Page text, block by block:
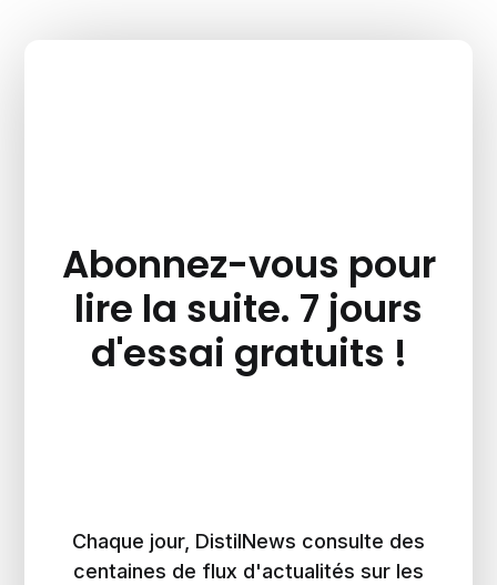
Abonnez-vous pour
lire la suite. 7 jours
d'essai gratuits !
Chaque jour, DistilNews consulte des
centaines de flux d'actualités sur les